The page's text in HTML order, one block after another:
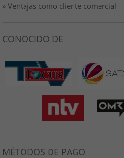
» Ventajas como cliente comercial
CONOCIDO DE
MÉTODOS DE PAGO